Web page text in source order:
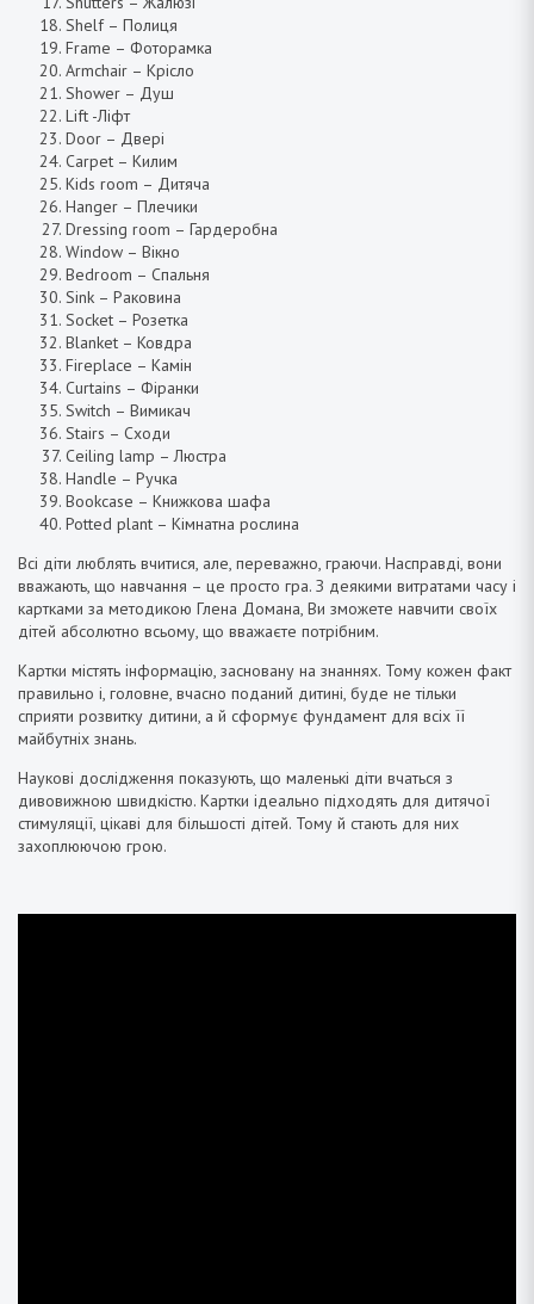
Shelf – Полиця
Frame – Фоторамка
Armchair – Крісло
Shower – Душ
Lift -Ліфт
Door – Двері
Carpet – Килим
Kids room – Дитяча
Hanger – Плечики
Dressing room – Гардеробна
Window – Вікно
Bedroom – Спальня
Sink – Раковина
Socket – Розетка
Blanket – Ковдра
Fireplace – Камін
Curtains – Фіранки
Switch – Вимикач
Stairs – Сходи
Ceiling lamp – Люстра
Handle – Ручка
Bookcase – Книжкова шафа
Potted plant – Кімнатна рослина
Всі діти люблять вчитися, але, переважно, граючи. Насправді, вони
вважають, що навчання – це просто гра. З деякими витратами часу і
картками за методикою Глена Домана, Ви зможете навчити своїх
дітей абсолютно всьому, що вважаєте потрібним.
Картки містять інформацію, засновану на знаннях. Тому кожен факт
правильно і, головне, вчасно поданий дитині, буде не тільки
сприяти розвитку дитини, а й сформує фундамент для всіх її
майбутніх знань.
Наукові дослідження показують, що маленькі діти вчаться з
дивовижною швидкістю. Картки ідеально підходять для дитячої
стимуляції, цікаві для більшості дітей. Тому й стають для них
захоплюючою грою.